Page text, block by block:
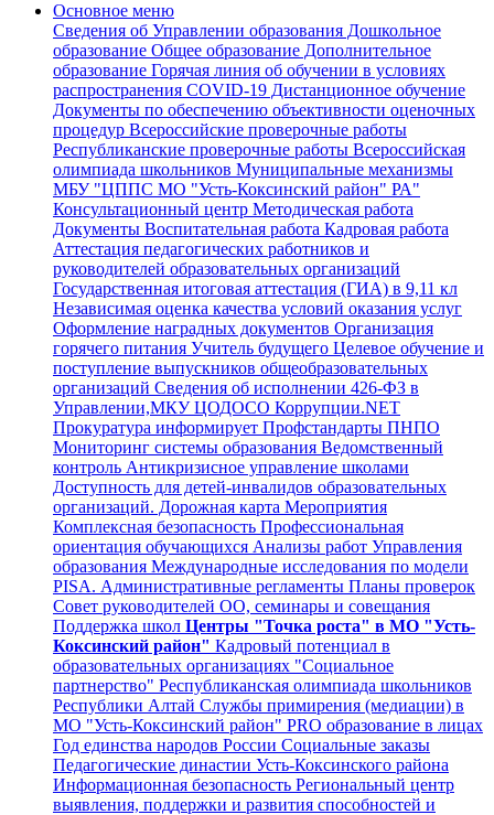
Основное меню
Сведения об Управлении образования Дошкольное
образование Общее образование Дополнительное
образование Горячая линия об обучении в условиях
распространения COVID-19 Дистанционное обучение
Документы по обеспечению объективности оценочных
процедур Всероссийские проверочные работы
Республиканские проверочные работы Всероссийская
олимпиада школьников Муниципальные механизмы
МБУ "ЦППС МО "Усть-Коксинский район" РА"
Консультационный центр Методическая работа
Документы Воспитательная работа Кадровая работа
Аттестация педагогических работников и
руководителей образовательных организаций
Государственная итоговая аттестация (ГИА) в 9,11 кл
Независимая оценка качества условий оказания услуг
Оформление наградных документов Организация
горячего питания Учитель будущего Целевое обучение и
поступление выпускников общеобразовательных
организаций Сведения об исполнении 426-ФЗ в
Управлении,МКУ ЦОДОСО Коррупции.NET
Прокуратура информирует Профстандарты ПНПО
Мониторинг системы образования Ведомственный
контроль Антикризисное управление школами
Доступность для детей-инвалидов образовательных
организаций. Дорожная карта Мероприятия
Комплексная безопасность Профессиональная
ориентация обучающихся Анализы работ Управления
образования Международные исследования по модели
PISA. Административные регламенты Планы проверок
Совет руководителей ОО, семинары и совещания
Поддержка школ Центры "Точка роста" в МО "Усть-
Коксинский район" Кадровый потенциал в
образовательных организациях "Социальное
партнерство" Республиканская олимпиада школьников
Республики Алтай Службы примирения (медиации) в
МО "Усть-Коксинский район" PRO образование в лицах
Год единства народов России Социальные заказы
Педагогические династии Усть-Коксинского района
Информационная безопасность Региональный центр
выявления, поддержки и развития способностей и